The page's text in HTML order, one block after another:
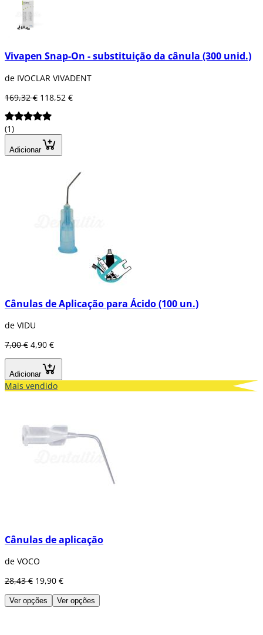
Vivapen Snap-On - substituição da cânula (300 unid.)
de IVOCLAR VIVADENT
169,32 € 118,52 €
(1)
Adicionar
Cânulas de Aplicação para Ácido (100 un.)
de VIDU
7,00 € 4,90 €
Adicionar
Mais vendido
Cânulas de aplicação
de VOCO
28,43 € 19,90 €
Ver opções Ver opções